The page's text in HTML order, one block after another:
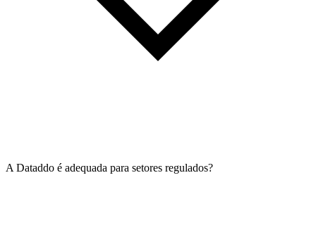
A Dataddo é adequada para setores regulados?